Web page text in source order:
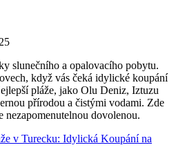
slunečního a opalovacího pobytu.
když vás čeká idylické koupání
pláže, jako Olu Deniz, Iztuzu
přírodou a čistými vodami. Zde
nezapomenutelnou dovolenou.
v Turecku: Idylická Koupání na